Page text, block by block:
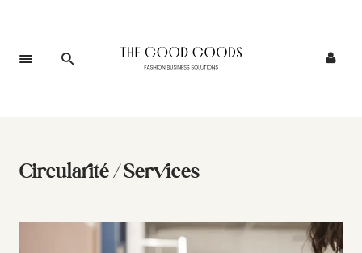
Circularité / Services